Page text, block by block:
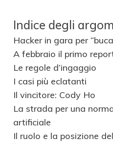
Indice degli
Hacker in gara per
A febbraio il primo
Le regole d’ingaggio
I casi più eclatanti
Il vincitore: Cody Ho
La strada per una
artificiale
Il ruolo e la posizione